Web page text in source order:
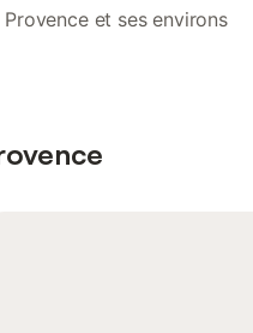
et ses environs